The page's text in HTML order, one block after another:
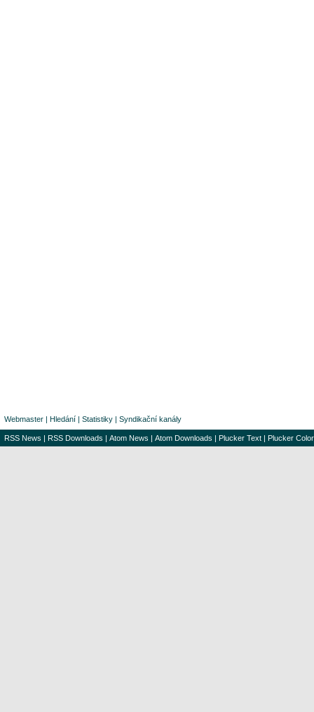
Webmaster | Hledání | Statistiky | Syndikační kanály
RSS News | RSS Downloads | Atom News | Atom Downloads | Plucker Text | Plucker Color